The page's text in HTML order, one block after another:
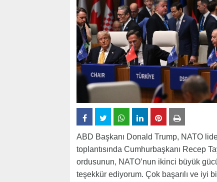
ABD Başkanı Donald Trump, NATO
toplantısında Cumhurbaşkanı Recep
ordusunun, NATO’nun ikinci büyük
teşekkür ediyorum. Çok başarılı ve iyi